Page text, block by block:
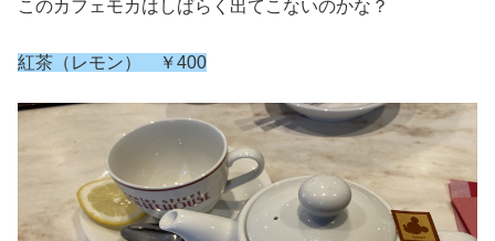
このカフェモカはしばらく出てこないのかな？
紅茶（レモン） ￥400